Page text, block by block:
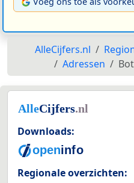
AlleCijfers.nl
Adressen
Downloads:
Regionale overzichten: